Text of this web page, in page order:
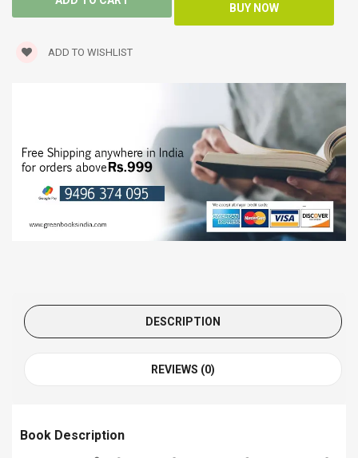
ADD TO WISHLIST
DESCRIPTION
REVIEWS (0)
Book Description